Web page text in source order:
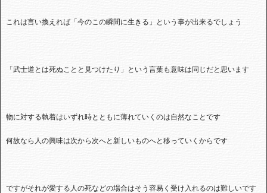
これは言い換えれば「今のこの瞬間に生きる」という事が出来るでしょう
「武士道とは死ぬことと見つけたり」という言葉も意味は同じだと思います
物に対する執着はいずれ時とともに薄れていくのは自然なことです
何故なら人の興味は次から次へと新しいものへと移っていくからです
ですがそれが愛する人の死などの場合はそう容易く受け入れるのは難しいです